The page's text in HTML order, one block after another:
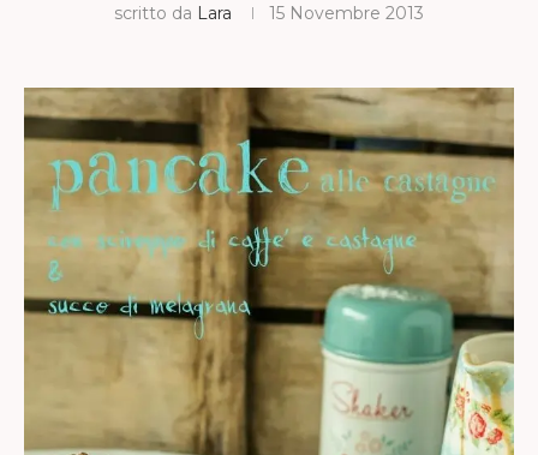
scritto da Lara 15 Novembre 2013